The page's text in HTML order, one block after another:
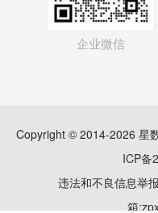
企业微信
Copyright © 2014-2026 星
ICP备
违法和不良信息举
箱